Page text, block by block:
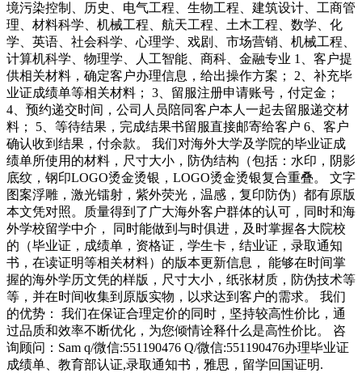
境污染控制、历史、电气工程、生物工程、建筑设计、工商管
理、材料科学、机械工程、航天工程、土木工程、数学、化
学、英语、社会科学、心理学、戏剧、市场营销、机械工程、
计算机科学、物理学、人工智能、商科、金融专业 1、客户提
供相关材料，确定客户办理信息，给出操作方案； 2、补充毕
业证成绩单等相关材料； 3、留服注册申请账号，付定金；
4、预约递交时间，公司人员陪同客户本人一起去留服递交材
料； 5、等待结果，完成结果书留服直接邮寄给客户 6、客户
确认收到结果，付余款。 我们对海外大学及学院的毕业证成
绩单所使用的材料，尺寸大小，防伪结构（包括：水印，阴影
底纹，钢印LOGO烫金烫银，LOGO烫金烫银复合重叠。 文字
图案浮雕，激光镭射，紫外荧光，温感，复印防伪）都有原版
本文凭对照。质量得到了广大海外客户群体的认可，同时和海
外学校留学中介， 同时能做到与时俱进，及时掌握各大院校
的（毕业证，成绩单，资格证，学生卡，结业证，录取通知
书，在读证明等相关材料）的版本更新信息， 能够在时间掌
握的海外学历文凭的样版，尺寸大小，纸张材质，防伪技术等
等，并在时间收集到原版实物，以求达到客户的需求。 我们
的优势： 我们在保证合理定价的同时，坚持较高性价比，通
过品质和效率不断优化，为您倾情诠释什么是高性价比。 咨
询顾问：Sam q/微信:551190476 Q/微信:551190476办理毕业证
成绩单、教育部认证,录取通知书，雅思，留学回国证明.